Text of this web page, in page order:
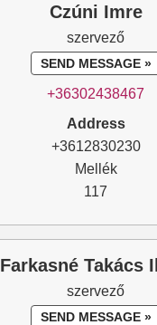
Czúni Imre
szervező
SEND MESSAGE »
+36302438467
Address
+3612830230
Mellék
117
Farkasné Takács
szervező
SEND MESSAGE »